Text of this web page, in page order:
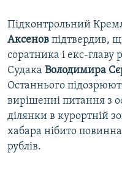
Підконтрольний
Аксенов підтвердив,
соратника і екс-главу
Судака Володимира
Останнього
вирішенні питання з
ділянки в курортній
хабара нібито
рублів.